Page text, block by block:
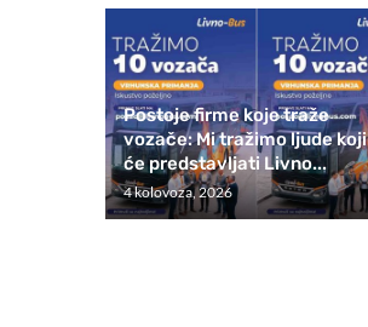
Postoje firme koje traže
vozače: Mi tražimo ljude koji
će predstavljati Livno...
4 kolovoza, 2026